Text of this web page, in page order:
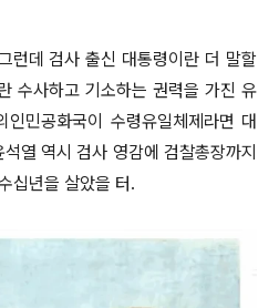
런데 검사 출신 대통령이란 더 말할
수사하고 기소하는 권력을 가진 유
인민공화국이 수령유일체제라면 대
열 역시 검사 영감에 검찰총장까지
십년을 살았을 터.